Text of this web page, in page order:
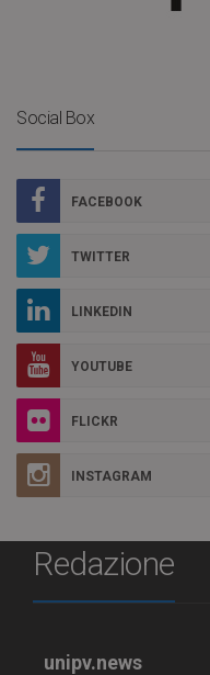
Social Box
FACEBOOK
TWITTER
LINKEDIN
YOUTUBE
FLICKR
INSTAGRAM
Redazione
unipv.news